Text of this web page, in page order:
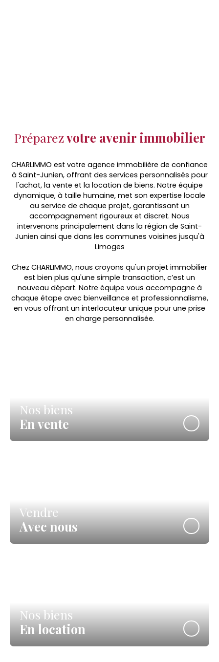
Préparezvotre avenir immobilier
CHARLIMMO est votre agence immobilière de confiance
à Saint-Junien, offrant des services personnalisés pour
l'achat, la vente et la location de biens. Notre équipe
dynamique, à taille humaine, met son expertise locale
au service de chaque projet, garantissant un
accompagnement rigoureux et discret. Nous
intervenons principalement dans la région de Saint-
Junien ainsi que dans les communes voisines jusqu'à
Limoges
Chez CHARLIMMO, nous croyons qu'un projet immobilier
est bien plus qu'une simple transaction, c’est un
nouveau départ. Notre équipe vous accompagne à
chaque étape avec bienveillance et professionnalisme,
en vous offrant un interlocuteur unique pour une prise
en charge personnalisée.
Nos biens
En vente
Vendre
Avec nous
Nos biens
En location